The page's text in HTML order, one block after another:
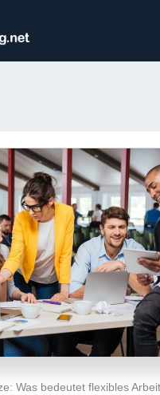
Was bedeutet flexibles